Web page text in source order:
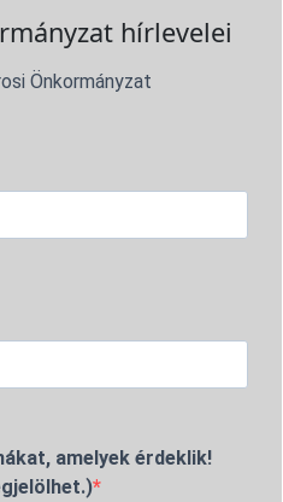
hírlevelei
Önkormányzat
amelyek érdeklik!